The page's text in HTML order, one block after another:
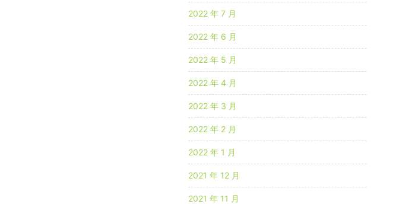
2022 年 7 月
2022 年 6 月
2022 年 5 月
2022 年 4 月
2022 年 3 月
2022 年 2 月
2022 年 1 月
2021 年 12 月
2021 年 11 月